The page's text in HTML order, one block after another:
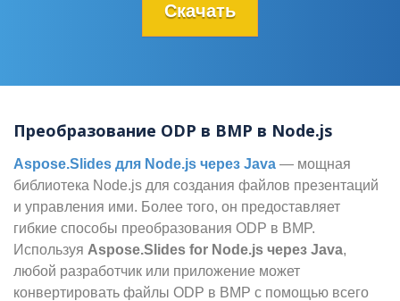
Скачать
Преобразование ODP в BMP в Node.js
Aspose.Slides для Node.js через Java — мощная
библиотека Node.js для создания файлов презентаций
и управления ими. Более того, он предоставляет
гибкие способы преобразования ODP в BMP.
Используя Aspose.Slides for Node.js через Java,
любой разработчик или приложение может
конвертировать файлы ODP в BMP с помощью всего